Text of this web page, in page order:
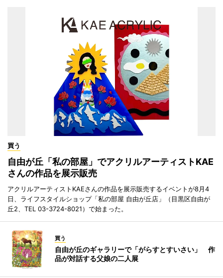
買う
自由が丘「私の部屋」でアクリルアーティストKAE
さんの作品を展示販売
アクリルアーティストKAEさんの作品を展示販売するイベントが8月4
日、ライフスタイルショップ「私の部屋 自由が丘店」（目黒区自由が
丘2、TEL 03-3724-8021）で始まった。
買う
自由が丘のギャラリーで「がらすとすいさい」 作
品が対話する父娘の二人展